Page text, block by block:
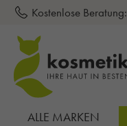
springen
Kostenlose Beratung:
ALLE MARKEN